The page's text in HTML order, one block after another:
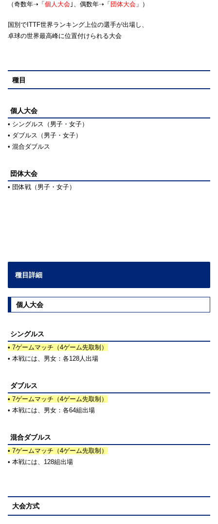
（奇数年➝「 個人大会 ｣、偶数年➝「 団体大会 」）
国別でITTF世界ランキング上位の選手が出場し、
卓球の世界最高峰に位置付けられる大会
種目
個人大会
• シングルス（男子・女子）
• ダブルス（男子・女子）
• 混合ダブルス
団体大会
• 団体戦（男子・女子）
種目詳細
個人大会
シングルス
• 7ゲームマッチ（4ゲーム先取制）
• 本戦には、男女：各128人出場
ダブルス
• 7ゲームマッチ（4ゲーム先取制）
• 本戦には、男女：各64組出場
混合ダブルス
• 7ゲームマッチ（4ゲーム先取制）
• 本戦には、128組出場
大会方式